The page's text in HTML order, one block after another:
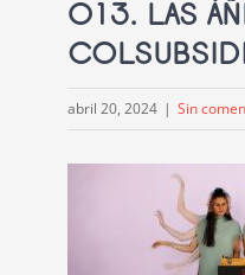
013. LAS
abril 20, 2024 | Sin